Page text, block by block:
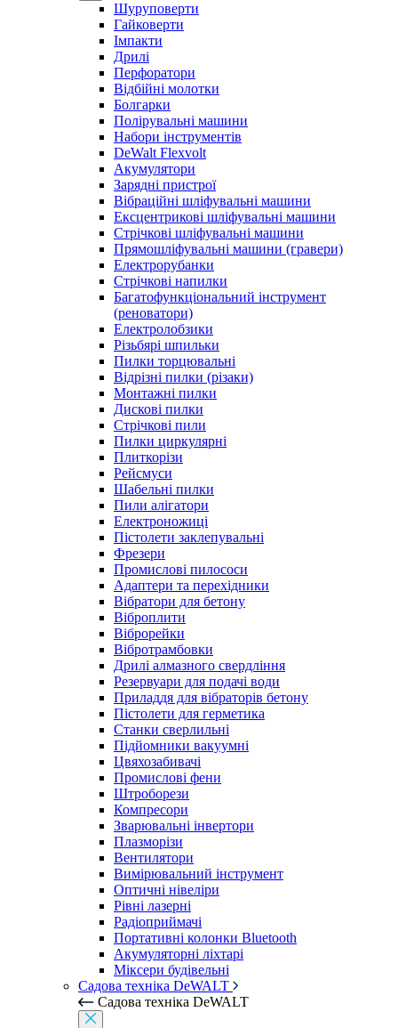
Шуруповерти
Гайковерти
Імпакти
Дрилі
Перфоратори
Відбійні молотки
Болгарки
Полірувальні машини
Набори інструментів
DeWalt Flexvolt
Акумулятори
Зарядні пристрої
Вібраційні шліфувальні машини
Ексцентрикові шліфувальні машини
Стрічкові шліфувальні машини
Прямошліфувальні машини (гравери)
Електрорубанки
Стрічкові напилки
Багатофункціональний інструмент
(реноватори)
Електролобзики
Різьбярі шпильки
Пилки торцювальні
Відрізні пилки (різаки)
Монтажні пилки
Дискові пилки
Стрічкові пили
Пилки циркулярні
Плиткорізи
Рейсмуси
Шабельні пилки
Пили алігатори
Електроножиці
Пістолети заклепувальні
Фрезери
Промислові пилососи
Адаптери та перехідники
Вібратори для бетону
Віброплити
Віброрейки
Вібротрамбовки
Дрилі алмазного свердління
Резервуари для подачі води
Приладдя для вібраторів бетону
Пістолети для герметика
Станки сверлильні
Підйомники вакуумні
Цвяхозабивачі
Промислові фени
Штроборези
Компресори
Зварювальні інвертори
Плазморізи
Вентилятори
Вимірювальний інструмент
Оптичні нівеліри
Рівні лазерні
Радіоприймачі
Портативні колонки Bluetooth
Акумуляторні ліхтарі
Міксери будівельні
Садова техніка DeWALT
Садова техніка DeWALT